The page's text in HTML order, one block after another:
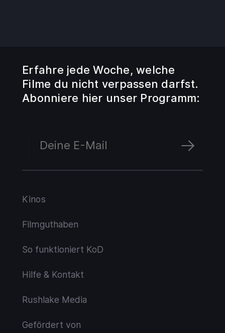
Erfahre jede Woche, welche
Filme du nicht verpassen darfst.
Abonniere hier unser Programm:
Kinos
Filmguthaben
So funktioniert KoD
Hilfe & Kontakt
Rushlake Media
Gefördert von